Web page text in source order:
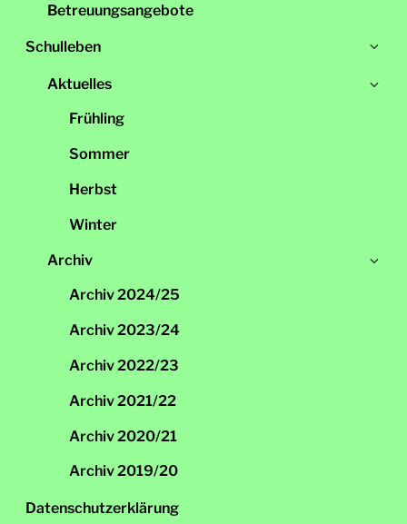
Betreuungsangebote
Schulleben
Aktuelles
Frühling
Sommer
Herbst
Winter
Archiv
Archiv 2024/25
Archiv 2023/24
Archiv 2022/23
Archiv 2021/22
Archiv 2020/21
Archiv 2019/20
Datenschutzerklärung